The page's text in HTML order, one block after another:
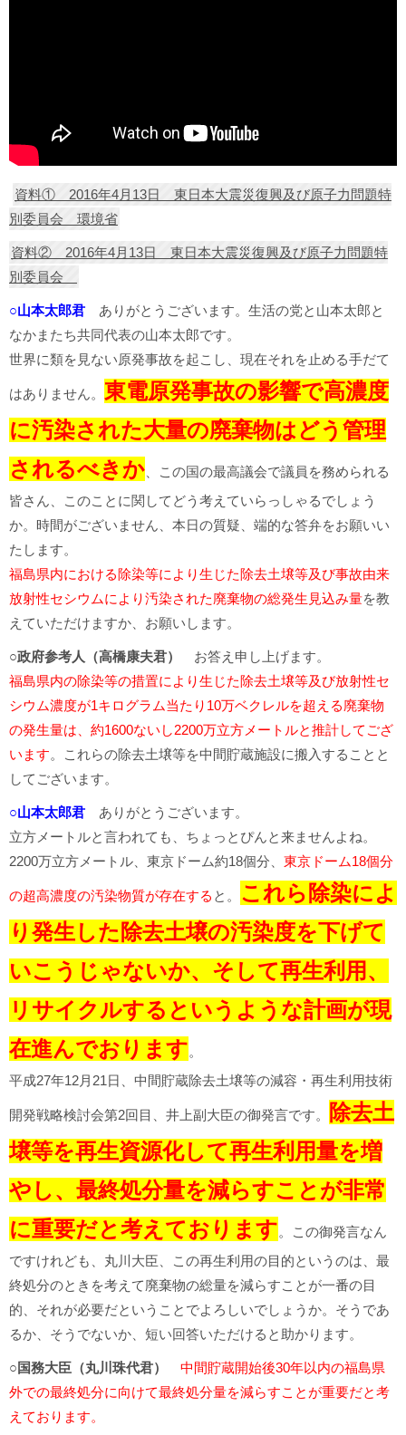
資料① 2016年4月13日 東日本大震災復興及び原子力問題特
別委員会 環境省
資料② 2016年4月13日 東日本大震災復興及び原子力問題特
別委員会
○山本太郎君 ありがとうございます。生活の党と山本太郎と
なかまたち共同代表の山本太郎です。
世界に類を見ない原発事故を起こし、現在それを止める手だて
はありません。 東電原発事故の影響で高濃度
に汚染された大量の廃棄物はどう管理
されるべきか 、この国の最高議会で議員を務められる
皆さん、このことに関してどう考えていらっしゃるでしょう
か。時間がございません、本日の質疑、端的な答弁をお願いい
たします。
福島県内における除染等により生じた除去土壌等及び事故由来
放射性セシウムにより汚染された廃棄物の総発生見込み量を教
えていただけますか、お願いします。
○政府参考人（高橋康夫君）
お答え申し上げます。
福島県内の除染等の措置により生じた除去土壌等及び放射性セ
シウム濃度が1キログラム当たり10万ベクレルを超える廃棄物
の発生量は、約1600ないし2200万立方メートルと推計してござ
います。これらの除去土壌等を中間貯蔵施設に搬入することと
してございます。
○山本太郎君 ありがとうございます。
立方メートルと言われても、ちょっとぴんと来ませんよね。
2200万立方メートル、東京ドーム約18個分、 東京ドーム18個分
の超高濃度の汚染物質が存在する と。
これら除染によ
り発生した除去土壌の汚染度を下げて
いこうじゃないか、そして再生利用、
リサイクルするというような計画が現
在進んでおります。
平成27年12月21日、中間貯蔵除去土壌等の減容・再生利用技術
開発戦略検討会第2回目、井上副大臣の御発言です。
除去土
壌等を再生資源化して再生利用量を増
やし、最終処分量を減らすことが非常
に重要だと考えております。この御発言なん
ですけれども、丸川大臣、この再生利用の目的というのは、最
終処分のときを考えて廃棄物の総量を減らすことが一番の目
的、それが必要だということでよろしいでしょうか。そうであ
るか、そうでないか、短い回答いただけると助かります。
○国務大臣（丸川珠代君）
中間貯蔵開始後30年以内の福島県
外での最終処分に向けて最終処分量を減らすことが重要だと考
えております。